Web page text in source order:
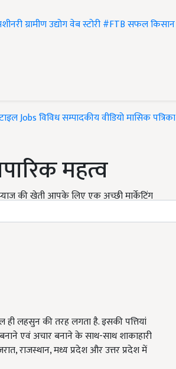
ग्रामीण उद्योगवेब स्टोरी#FTBसफल किसान
Jobsविविधसम्पादकीयवीडियोमासिक पत्रिका
महत्व
की खेती आपके लिए एक अच्छी मार्केटिंग
लहसुन की तरह लगता है. इसकी पत्तियां
बनाने एवं अचार बनाने के साथ-साथ शाकाहारी
राजस्थान, मध्य प्रदेश और उत्तर प्रदेश में